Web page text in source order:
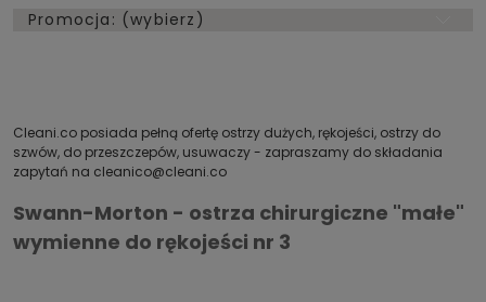
Promocja: (wybierz)
Cleani.co posiada pełną ofertę ostrzy dużych, rękojeści, ostrzy do
szwów, do przeszczepów, usuwaczy - zapraszamy do składania
zapytań na cleanico@cleani.co
Swann-Morton - ostrza chirurgiczne "małe"
wymienne do rękojeści nr 3